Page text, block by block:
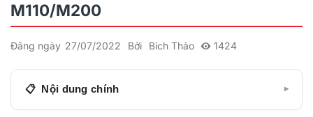
M110/M200
Đăng ngày 27/07/2022 Bởi Bích Thảo 1424
Nội dung chính ▾